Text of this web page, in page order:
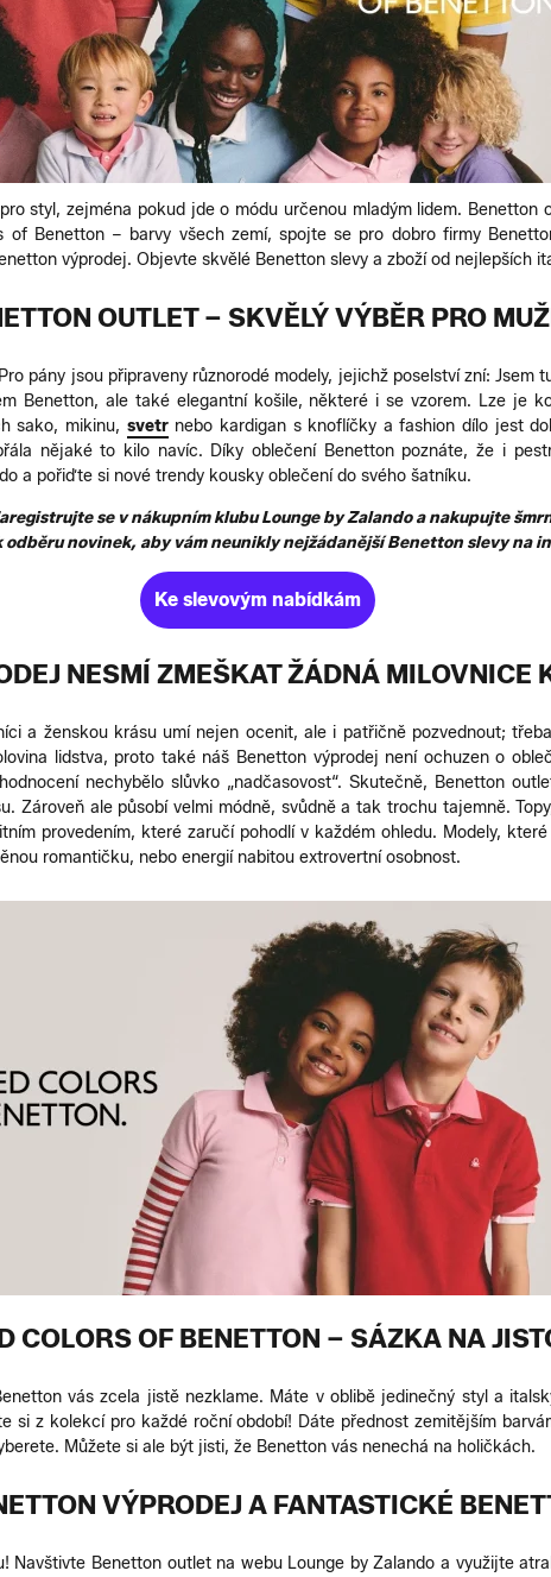
styl, zejména pokud jde o módu určenou mladým lidem. Benetton
of Benetton – barvy všech zemí, spojte se pro dobro firmy
výprodej. Objevte skvělé Benetton slevy a zboží od nejlepších
OUTLET – SKVĚLÝ VÝBĚR PRO
pány jsou připraveny různorodé modely, jejichž poselství zní: Jsem
Benetton, ale také elegantní košile, některé i se vzorem. Lze je
sako, mikinu, svetrnebo kardigan s knoflíčky a fashion dílo jest
nějaké to kilo navíc. Díky oblečení Benetton poznáte, že i
a pořiďte si nové trendy kousky oblečení do svého šatníku.
se v nákupním klubu Lounge by Zalando a nakupujte
odběru novinek, aby vám neunikly nejžádanější Benetton slevy na
Ke slevovým nabídkám
NESMÍ ZMEŠKAT ŽÁDNÁ MILOVNICE
a ženskou krásu umí nejen ocenit, ale i patřičně pozvednout;
lidstva, proto také náš Benetton výprodej není ochuzen o
nechybělo slůvko „nadčasovost“. Skutečně, Benetton
Zároveň ale působí velmi módně, svůdně a tak trochu tajemně.
provedením, které zaručí pohodlí v každém ohledu. Modely,
romantičku, nebo energií nabitou extrovertní osobnost.
COLORS OF BENETTON – SÁZKA NA
vás zcela jistě nezklame. Máte v oblibě jedinečný styl a
si z kolekcí pro každé roční období! Dáte přednost zemitějším
Můžete si ale být jisti, že Benetton vás nenechá na holičkách.
VÝPRODEJ A FANTASTICKÉ
Navštivte Benetton outlet na webu Lounge by Zalando a využijte